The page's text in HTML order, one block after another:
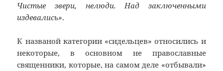
Чистые звери, нелюди. Над заключенными
издевались».
К названой категории «сидельцев» относились и
некоторые, в основном не православные
священники, которые, на самом деле «отбывали»